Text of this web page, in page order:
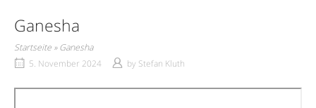
Ganesha
Startseite »Ganesha
5. November 2024
by Stefan Kluth